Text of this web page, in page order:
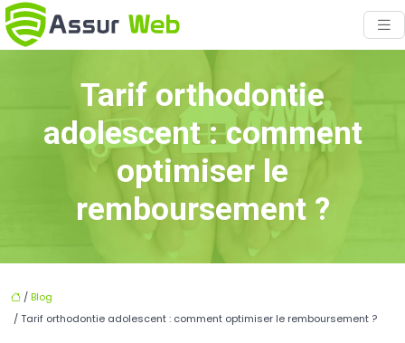
Tarif orthodontie
adolescent : comment
optimiser le
remboursement ?
/Blog
/ Tarif orthodontie adolescent : comment optimiser le remboursement ?